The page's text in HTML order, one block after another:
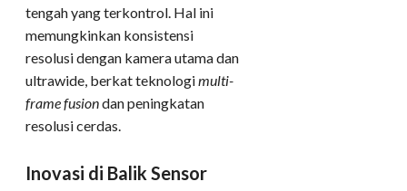
tengah yang terkontrol. Hal ini
memungkinkan konsistensi
resolusi dengan kamera utama dan
ultrawide, berkat teknologimulti-
frame fusiondan peningkatan
resolusi cerdas.
Inovasi di Balik Sensor